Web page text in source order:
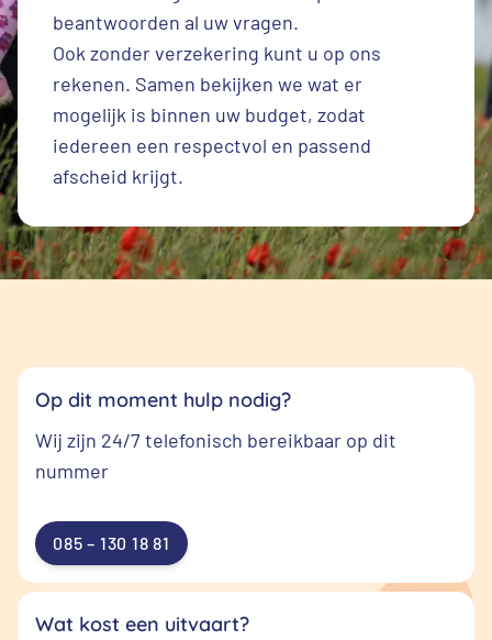
beantwoorden al uw vragen.
Ook zonder verzekering kunt u op ons
rekenen. Samen bekijken we wat er
mogelijk is binnen uw budget, zodat
iedereen een respectvol en passend
afscheid krijgt.
Op dit moment hulp nodig?
Wij zijn 24/7 telefonisch bereikbaar op dit
nummer
085 – 130 18 81
Wat kost een uitvaart?